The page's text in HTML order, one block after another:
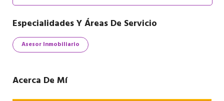
Especialidades Y Áreas De Servicio
Asesor Inmobiliario
Acerca De Mí